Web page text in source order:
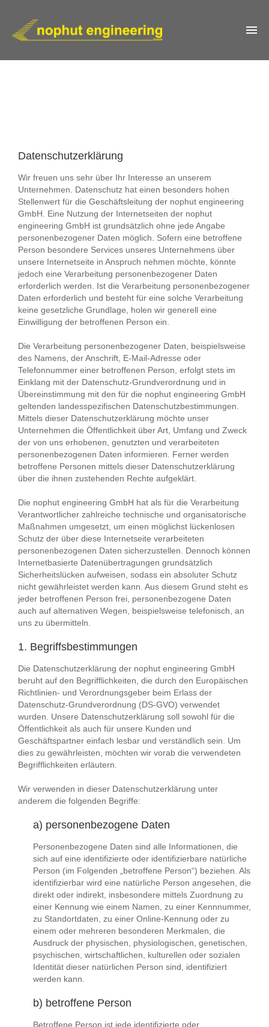
Datenschutzerklärung
Wir freuen uns sehr über Ihr Interesse an unserem
Unternehmen. Datenschutz hat einen besonders hohen
Stellenwert für die Geschäftsleitung der nophut engineering
GmbH. Eine Nutzung der Internetseiten der nophut
engineering GmbH ist grundsätzlich ohne jede Angabe
personenbezogener Daten möglich. Sofern eine betroffene
Person besondere Services unseres Unternehmens über
unsere Internetseite in Anspruch nehmen möchte, könnte
jedoch eine Verarbeitung personenbezogener Daten
erforderlich werden. Ist die Verarbeitung personenbezogener
Daten erforderlich und besteht für eine solche Verarbeitung
keine gesetzliche Grundlage, holen wir generell eine
Einwilligung der betroffenen Person ein.
Die Verarbeitung personenbezogener Daten, beispielsweise
des Namens, der Anschrift, E-Mail-Adresse oder
Telefonnummer einer betroffenen Person, erfolgt stets im
Einklang mit der Datenschutz-Grundverordnung und in
Übereinstimmung mit den für die nophut engineering GmbH
geltenden landesspezifischen Datenschutzbestimmungen.
Mittels dieser Datenschutzerklärung möchte unser
Unternehmen die Öffentlichkeit über Art, Umfang und Zweck
der von uns erhobenen, genutzten und verarbeiteten
personenbezogenen Daten informieren. Ferner werden
betroffene Personen mittels dieser Datenschutzerklärung
über die ihnen zustehenden Rechte aufgeklärt.
Die nophut engineering GmbH hat als für die Verarbeitung
Verantwortlicher zahlreiche technische und organisatorische
Maßnahmen umgesetzt, um einen möglichst lückenlosen
Schutz der über diese Internetseite verarbeiteten
personenbezogenen Daten sicherzustellen. Dennoch können
Internetbasierte Datenübertragungen grundsätzlich
Sicherheitslücken aufweisen, sodass ein absoluter Schutz
nicht gewährleistet werden kann. Aus diesem Grund steht es
jeder betroffenen Person frei, personenbezogene Daten
auch auf alternativen Wegen, beispielsweise telefonisch, an
uns zu übermitteln.
1. Begriffsbestimmungen
Die Datenschutzerklärung der nophut engineering GmbH
beruht auf den Begrifflichkeiten, die durch den Europäischen
Richtlinien- und Verordnungsgeber beim Erlass der
Datenschutz-Grundverordnung (DS-GVO) verwendet
wurden. Unsere Datenschutzerklärung soll sowohl für die
Öffentlichkeit als auch für unsere Kunden und
Geschäftspartner einfach lesbar und verständlich sein. Um
dies zu gewährleisten, möchten wir vorab die verwendeten
Begrifflichkeiten erläutern.
Wir verwenden in dieser Datenschutzerklärung unter
anderem die folgenden Begriffe:
a) personenbezogene Daten
Personenbezogene Daten sind alle Informationen, die
sich auf eine identifizierte oder identifizierbare natürliche
Person (im Folgenden „betroffene Person“) beziehen. Als
identifizierbar wird eine natürliche Person angesehen, die
direkt oder indirekt, insbesondere mittels Zuordnung zu
einer Kennung wie einem Namen, zu einer Kennnummer,
zu Standortdaten, zu einer Online-Kennung oder zu
einem oder mehreren besonderen Merkmalen, die
Ausdruck der physischen, physiologischen, genetischen,
psychischen, wirtschaftlichen, kulturellen oder sozialen
Identität dieser natürlichen Person sind, identifiziert
werden kann.
b) betroffene Person
Betroffene Person ist jede identifizierte oder